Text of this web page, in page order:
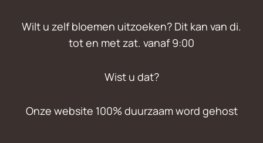
Wilt u zelf bloemen uitzoeken? Dit kan van di.
tot en met zat. vanaf 9:00
Wist u dat?
Onze website 100% duurzaam word gehost